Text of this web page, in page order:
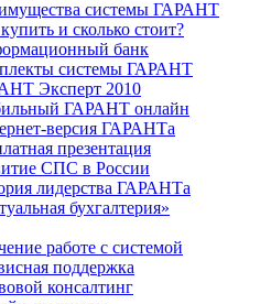
системы ГАРАНТ
и сколько стоит?
банк
системы ГАРАНТ
Эксперт 2010
ГАРАНТ онлайн
версия ГАРАНТа
презентация
СПС в России
лидерства ГАРАНТа
бухгалтерия»
работе с системой
поддержка
консалтинг